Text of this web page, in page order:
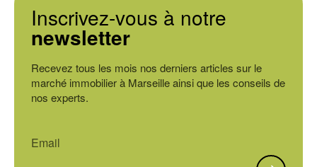
Inscrivez-vous à notre
newsletter
Recevez tous les mois nos derniers articles sur le
marché immobilier à Marseille ainsi que les conseils de
nos experts.